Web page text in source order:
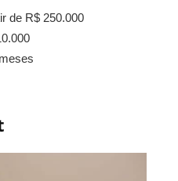
de R$ 250.000